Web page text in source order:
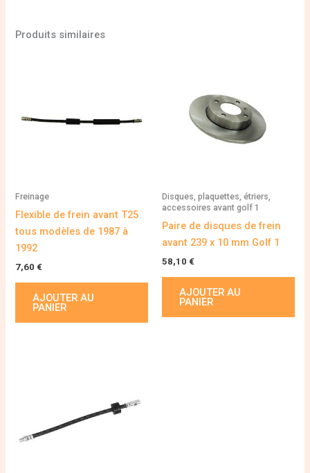
Produits similaires
Freinage
Flexible de frein avant T25
tous modèles de 1987 à
1992
7,60 €
AJOUTER AU
PANIER
Disques, plaquettes, étriers,
accessoires avant golf 1
Paire de disques de frein
avant 239 x 10 mm Golf 1
58,10 €
AJOUTER AU
PANIER